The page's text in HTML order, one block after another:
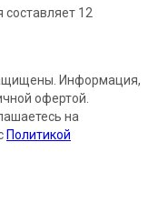
12
Информация,
офертой.
на
Политикой